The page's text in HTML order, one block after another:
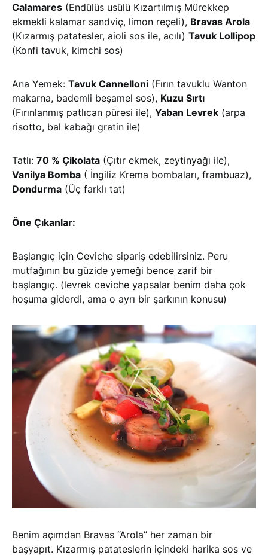
Calamares (Endülüs usülü Kızartılmış Mürekkep
ekmekli kalamar sandviç, limon reçeli), Bravas Arola
(Kızarmış patatesler, aioli sos ile, acılı) Tavuk Lollipop
(Konfi tavuk, kimchi sos)
Ana Yemek: Tavuk Cannelloni (Fırın tavuklu Wanton
makarna, bademli beşamel sos), Kuzu Sırtı
(Fırınlanmış patlıcan püresi ile), Yaban Levrek (arpa
risotto, bal kabağı gratin ile)
Tatlı: 70 % Çikolata (Çıtır ekmek, zeytinyağı ile),
Vanilya Bomba ( İngiliz Krema bombaları, frambuaz),
Dondurma (Üç farklı tat)
Öne Çıkanlar:
Başlangıç için Ceviche sipariş edebilirsiniz. Peru
mutfağının bu güzide yemeği bence zarif bir
başlangıç. (levrek ceviche yapsalar benim daha çok
hoşuma giderdi, ama o ayrı bir şarkının konusu)
Benim açımdan Bravas “Arola” her zaman bir
başyapıt. Kızarmış patateslerin içindeki harika sos ve